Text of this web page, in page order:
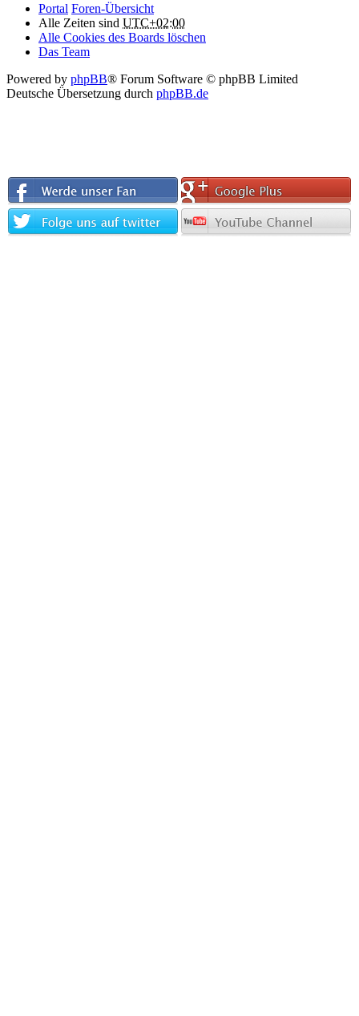
Portal Foren-Übersicht
Alle Zeiten sind UTC+02:00
Alle Cookies des Boards löschen
Das Team
Powered by phpBB® Forum Software © phpBB Limited
Deutsche Übersetzung durch phpBB.de